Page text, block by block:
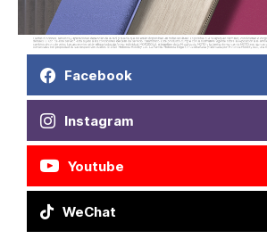
Facebook
Instagram
Youtube
WeChat